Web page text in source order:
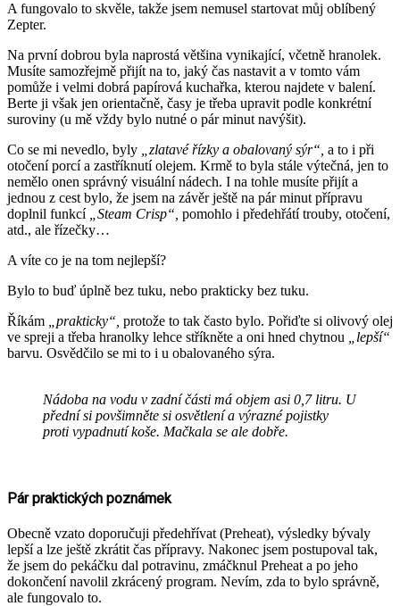
A fungovalo to skvěle, takže jsem nemusel startovat můj oblíbený
Zepter.
Na první dobrou byla naprostá většina vynikající, včetně hranolek.
Musíte samozřejmě přijít na to, jaký čas nastavit a v tomto vám
pomůže i velmi dobrá papírová kuchařka, kterou najdete v balení.
Berte ji však jen orientačně, časy je třeba upravit podle konkrétní
suroviny (u mě vždy bylo nutné o pár minut navýšit).
Co se mi nevedlo, byly „zlatavé řízky a obalovaný sýr“, a to i při
otočení porcí a zastříknutí olejem. Krmě to byla stále výtečná, jen to
nemělo onen správný visuální nádech. I na tohle musíte přijít a
jednou z cest bylo, že jsem na závěr ještě na pár minut přípravu
doplnil funkcí „Steam Crisp“, pomohlo i předehřátí trouby, otočení,
atd., ale řízečky…
A víte co je na tom nejlepší?
Bylo to buď úplně bez tuku, nebo prakticky bez tuku.
Říkám „prakticky“, protože to tak často bylo. Pořiďte si olivový olej
ve spreji a třeba hranolky lehce stříkněte a oni hned chytnou „lepší“
barvu. Osvědčilo se mi to i u obalovaného sýra.
Nádoba na vodu v zadní části má objem asi 0,7 litru. U
přední si povšimněte si osvětlení a výrazné pojistky
proti vypadnutí koše. Mačkala se ale dobře.
Pár praktických poznámek
Obecně vzato doporučuji předehřívat (Preheat), výsledky bývaly
lepší a lze ještě zkrátit čas přípravy. Nakonec jsem postupoval tak,
že jsem do pekáčku dal potravinu, zmáčknul Preheat a po jeho
dokončení navolil zkrácený program. Nevím, zda to bylo správně,
ale fungovalo to.